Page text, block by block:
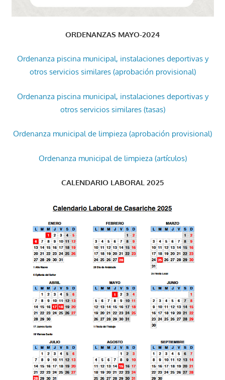
ORDENANZAS MAYO-2024
Ordenanza piscina municipal, instalaciones deportivas y
otros servicios similares (aprobación provisional)
Ordenanza piscina municipal, instalaciones deportivas y
otros servicios similares (tasas)
Ordenanza municipal de limpieza (aprobación provisional)
Ordenanza municipal de limpieza (artículos)
CALENDARIO LABORAL 2025